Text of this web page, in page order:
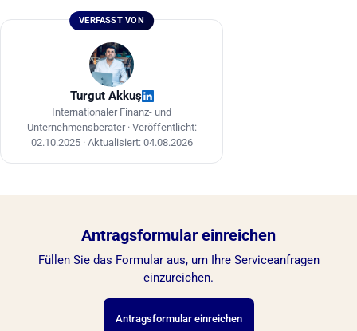
VERFASST VON
Turgut Akkuş
Internationaler Finanz- und
Unternehmensberater · Veröffentlicht:
02.10.2025· Aktualisiert: 04.08.2026
Antragsformular einreichen
Füllen Sie das Formular aus, um Ihre Serviceanfragen
einzureichen.
Antragsformular einreichen